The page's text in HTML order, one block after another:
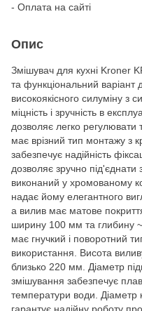
- Оплата на сайті
Опис
Змішувач для кухні Kroner
та функціональний варіант
високоякісного силуміну з
міцність і зручність в
дозволяє легко регулювати
має врізний тип монтажу з
забезпечує надійність
дозволяє зручно
виконаний у хромованому
надає йому елегантного
а вилив має матове
ширину 100 мм та глибину
має гнучкий і поворотний
використання. Висота
близько 220 мм. Діаметр
змішування забезпечує
температури води.
гарантує надійну роботу